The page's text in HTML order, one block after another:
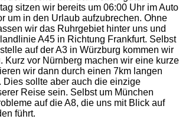
sitzen wir bereits um 06:00 Uhr im Auto
um in den Urlaub aufzubrechen. Ohne
wir das Ruhrgebiet hinter uns und
A45 in Richtung Frankfurt. Selbst
auf der A3 in Würzburg kommen wir
Kurz vor Nürnberg machen wir eine kurze
wir dann durch einen 7km langen
sollte aber auch die einzige
Reise sein. Selbst um München
auf die A8, die uns mit Blick auf
führt.